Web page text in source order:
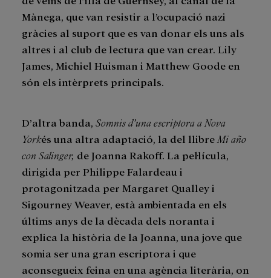
Mànega, que van resistir a l’ocupació nazi
gràcies al suport que es van donar els uns als
altres i al club de lectura que van crear. Lily
James, Michiel Huisman i Matthew Goode en
són els intèrprets principals.
D’altra banda, Somnis d’una escriptora a Nova
Yorkés una altra adaptació, la del llibre Mi año
con Salinger, de Joanna Rakoff. La pel·lícula,
dirigida per Philippe Falardeau i
protagonitzada per Margaret Qualley i
Sigourney Weaver, està ambientada en els
últims anys de la dècada dels noranta i
explica la història de la Joanna, una jove que
somia ser una gran escriptora i que
aconsegueix feina en una agència literària, on